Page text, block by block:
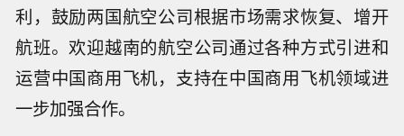
利，鼓励两国航空公司根据市场需求恢复、增开
航班。欢迎越南的航空公司通过各种方式引进和
运营中国商用飞机，支持在中国商用飞机领域进
一步加强合作。